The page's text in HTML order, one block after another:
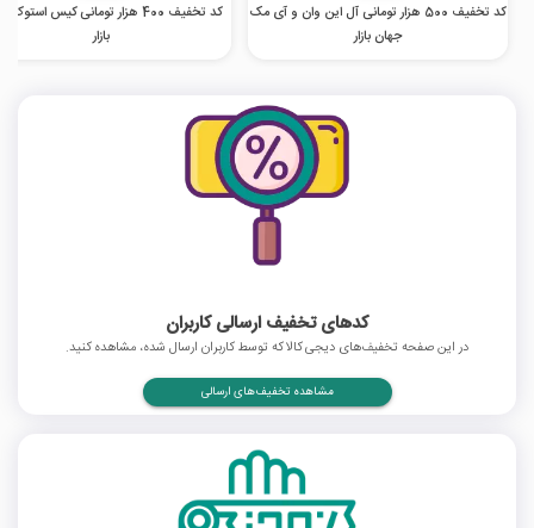
کد تخفیف 500 هزار تومانی آل این وان و آی مک
جهان بازار
کد تخفیف 400 هزار تومانی کیس
بازار
کدهای تخفیف ارسالی کاربران
در این صفحه تخفیف‌های دیجی کالا که توسط کاربران ارسال شده، مشاهده کنید.
مشاهده تخفیف‌های ارسالی